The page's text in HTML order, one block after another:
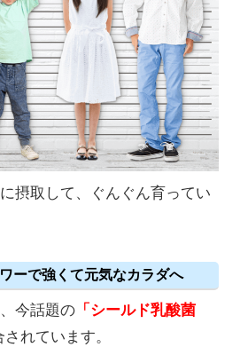
摂取して、ぐんぐん育ってい
ーで強くて元気なカラダへ
今話題の 「シールド乳酸菌
されています。